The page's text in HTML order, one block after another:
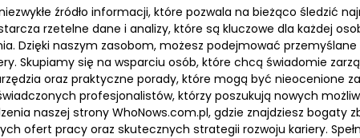
źródło informacji, które pozwala na bieżąco śledzić
rzetelne dane i analizy, które są kluczowe dla każdej
Dzięki naszym zasobom, możesz podejmować
Skupiamy się na wsparciu osób, które chcą świadomie
oraz praktyczne porady, które mogą być nieocenione
profesjonalistów, którzy poszukują nowych
naszej strony WhoNows.com.pl, gdzie znajdziesz
ofert pracy oraz skutecznych strategii rozwoju kariery.